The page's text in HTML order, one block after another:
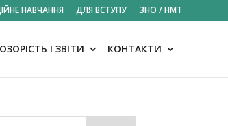
НАВЧАННЯ ДЛЯ ВСТУПУ ЗНО / НМТ
І ЗВІТИ КОНТАКТИ